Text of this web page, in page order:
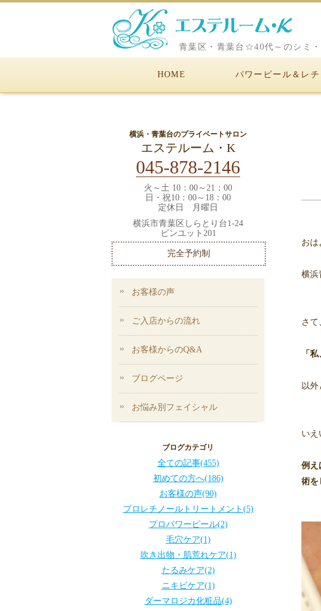
横浜・青葉台・フェイシ
ャル/ブライダル/次世代
まつ毛パーマ☆エステル
ーム・K
青葉区・青葉台☆40代～のシミ
HOME パワーピール＆レ
おは
横浜
さて
「
以外
いえ
例え
術を
横浜・青葉台のプライベートサロン
エステルーム・K
045-878-2146
火～土 10：00～21：00
日・祝10：00～18：00
定休日 月曜日
横浜市青葉区しらとり台1-24
ビンユット201
完全予約制
お客様の声
ご入店からの流れ
お客様からのQ&A
ブログページ
お悩み別フェイシャル
ブログカテゴリ
全ての記事(455)
初めての方へ(186)
お客様の声(90)
プロレチノールトリートメント(5)
プロパワーピール(2)
毛穴ケア(1)
吹き出物・肌荒れケア(1)
たるみケア(2)
ニキビケア(1)
ダーマロジカ化粧品(4)